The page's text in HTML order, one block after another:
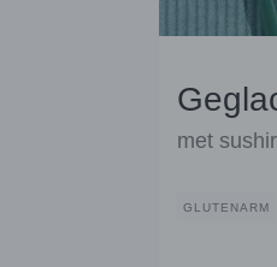
met
GLUTENARM